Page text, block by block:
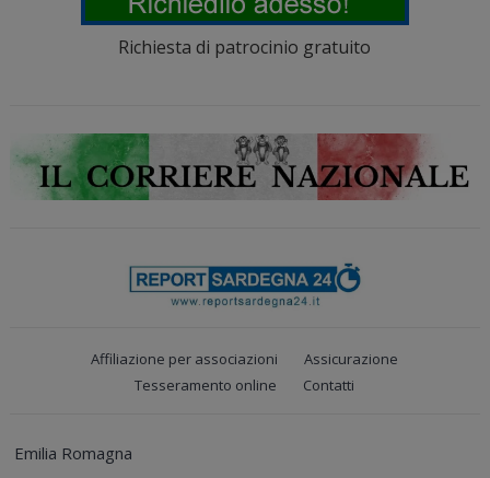
Richiesta di patrocinio gratuito
Affiliazione per associazioni
Assicurazione
Tesseramento online
Contatti
Emilia Romagna